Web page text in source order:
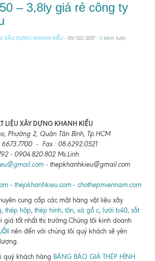
– 3,8ly giá rẻ công ty
XÂU DỰNG KHANH KIỀU - 09/03/2017 - 0 bình luận
LIỆU XÂY DỰNG KHANH KIỀU
Phường 2, Quận Tân Bình, Tp.HCM
6673.7700 - Fax : 08.6292.0521
- 0904.820.802 Ms.Linh
- thepkhanhkieu@gmail.com
- thepkhanhkieu.com - chothepmiennam.com
cung cấp các mặt hàng vật liệu xây
, thép hộp, thép hình, tôn, xà gồ c, lưới b40, sắt
giá tốt nhất thị trường.Chúng tôi kinh doanh
nên đến với chúng tôi quý khách sẽ yên
quý khách hàng BẢNG BÁO GIÁ THÉP HÌNH